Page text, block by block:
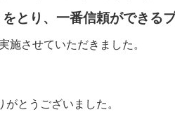
をとり、一番信頼ができる
施させていただきました。
とうございました。